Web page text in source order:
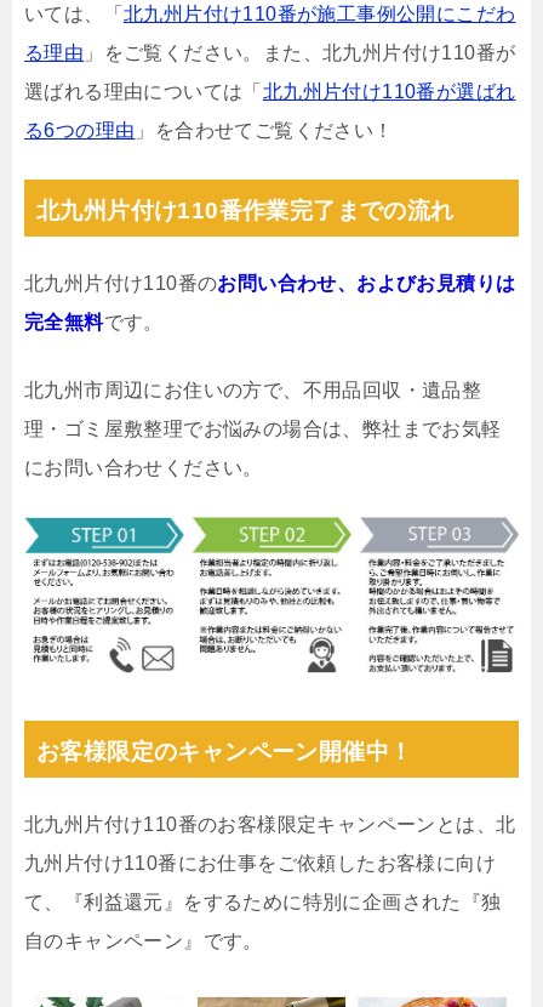
いては、「 北九州片付け110番が施工事例公開にこだわ
る理由 」をご覧ください。また、北九州片付け110番が
選ばれる理由については「 北九州片付け110番が選ばれ
る6つの理由 」を合わせてご覧ください！
北九州片付け110番作業完了までの流れ
北九州片付け110番のお問い合わせ、およびお見積りは
完全無料です。
北九州市周辺にお住いの方で、不用品回収・遺品整
理・ゴミ屋敷整理でお悩みの場合は、弊社までお気軽
にお問い合わせください。
お客様限定のキャンペーン開催中！
北九州片付け110番のお客様限定キャンペーンとは、北
九州片付け110番にお仕事をご依頼したお客様に向け
て、『利益還元』をするために特別に企画された『独
自のキャンペーン』です。